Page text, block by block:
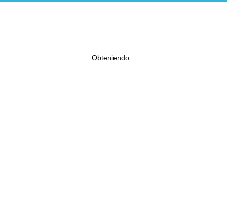
Obteniendo...